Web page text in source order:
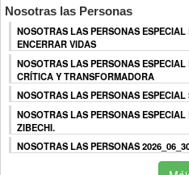
Nosotras las Personas
NOSOTRAS LAS PERSONAS
ENCERRAR VIDAS
NOSOTRAS LAS PERSONAS
CRÍTICA Y TRANSFORMADORA
NOSOTRAS LAS PERSONAS
NOSOTRAS LAS PERSONAS
ZIBECHI.
NOSOTRAS LAS PERSONAS